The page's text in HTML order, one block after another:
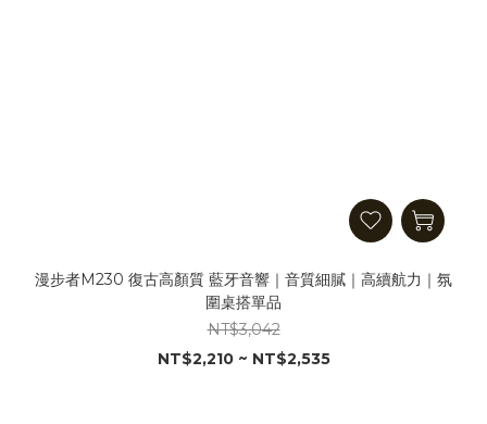
漫步者M230 復古高顏質 藍牙音響｜音質細膩｜高續航力｜氛
圍桌搭單品
NT$3,042
NT$2,210 ~ NT$2,535